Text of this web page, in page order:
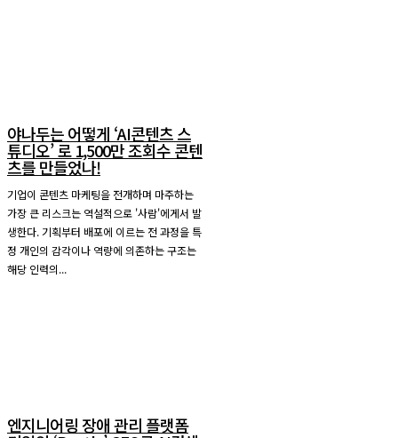
야나두는 어떻게 ‘AI콘텐츠 스
튜디오’ 로 1,500만 조회수 콘텐
츠를 만들었나!
기업이 콘텐츠 마케팅을 전개하며 마주하는
가장 큰 리스크는 역설적으로 '사람'에게서 발
생한다. 기획부터 배포에 이르는 전 과정을 특
정 개인의 감각이나 역량에 의존하는 구조는
해당 인력의...
엔지니어링 장애 관리 플랫폼